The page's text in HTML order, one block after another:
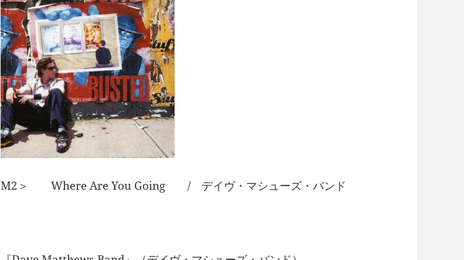
M2＞ Where Are You Going / デイヴ・マシューズ・バンド